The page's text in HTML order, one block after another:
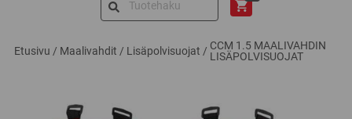
Etusivu / Maalivahdit / Lisäpolvisuojat / CCM 1.5 MAALIVAHDIN
LISÄPOLVISUOJAT